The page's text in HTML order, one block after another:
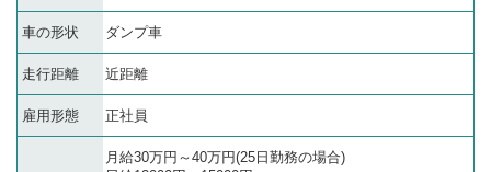
車の形状 ダンプ車
走行距離 近距離
雇用形態 正社員
月給30万円～40万円(25日勤務の場合)